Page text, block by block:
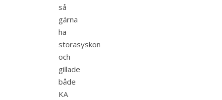
så
gärna
ha
storasyskon
och
gillade
både
KA